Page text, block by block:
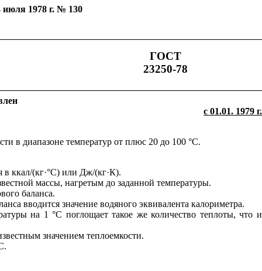
1978 г. № 130
ГОСТ
23250-78
с 01.01. 1979 г.
в диапазоне температур от плюс 20 до 100 °С.
в ккал/(кг·°С) или Дж/(кг·К).
массы, нагретым до заданной температуры.
баланса.
вводится значение водяного эквивалента калориметра.
на 1 °С поглощает такое же количество теплоты, что и
значением теплоемкости.